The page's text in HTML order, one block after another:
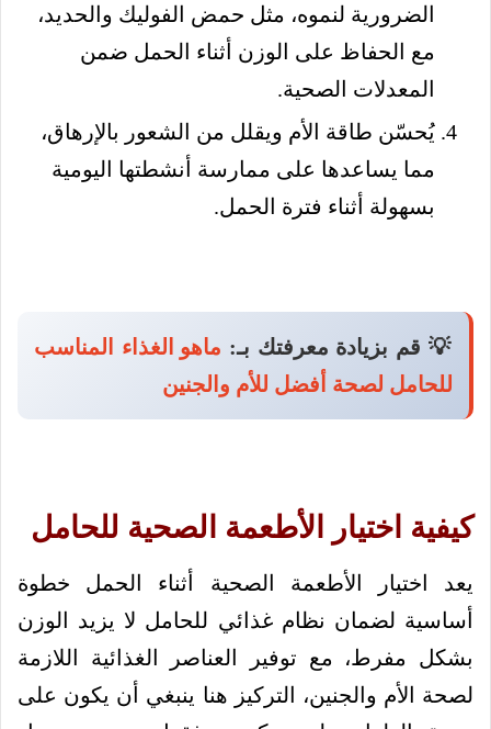
الضرورية لنموه، مثل حمض الفوليك والحديد،
مع الحفاظ على الوزن أثناء الحمل ضمن
المعدلات الصحية.
يُحسّن طاقة الأم ويقلل من الشعور بالإرهاق،
مما يساعدها على ممارسة أنشطتها اليومية
بسهولة أثناء فترة الحمل.
💡 قم بزيادة معرفتك بـ: ماهو الغذاء المناسب
للحامل لصحة أفضل للأم والجنين
كيفية اختيار الأطعمة الصحية للحامل
يعد اختيار الأطعمة الصحية أثناء الحمل خطوة
أساسية لضمان نظام غذائي للحامل لا يزيد الوزن
بشكل مفرط، مع توفير العناصر الغذائية اللازمة
لصحة الأم والجنين، التركيز هنا ينبغي أن يكون على